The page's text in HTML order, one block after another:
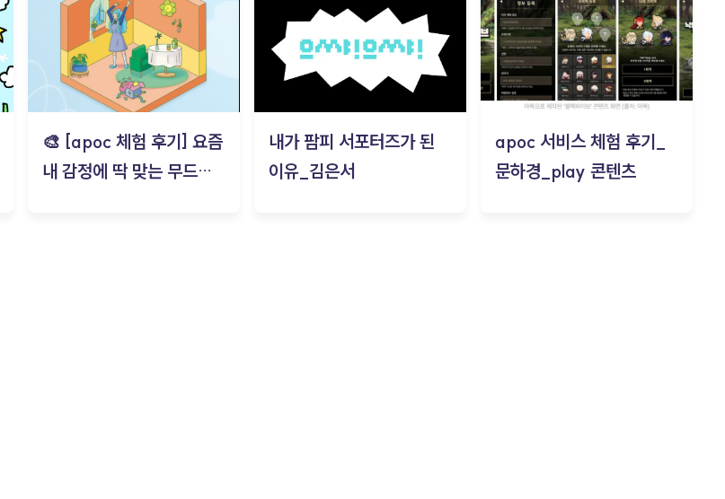
🎨 [apoc 체험 후기] 요즘
내 감정에 딱 맞는 무드룸
내가 팜피 서포터즈가 된
이유_김은서
apoc 서비스 체험 후기_
문하경_play 콘텐츠